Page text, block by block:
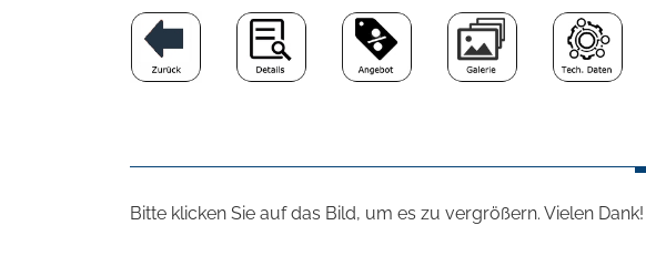
Bitte klicken Sie auf das Bild, um es zu vergrößern. Vielen Dank!